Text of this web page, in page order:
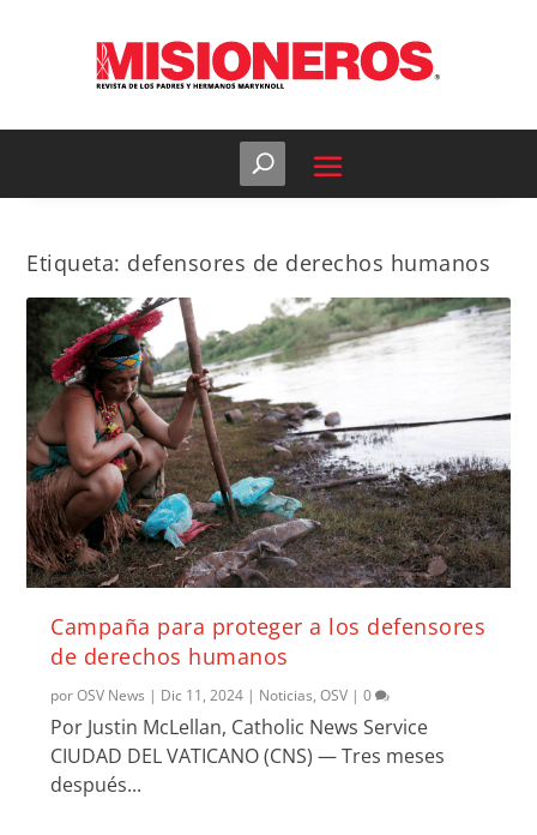
Etiqueta: defensores de derechos humanos
Campaña para proteger a los defensores
de derechos humanos
porOSV News | Dic 11, 2024 | Noticias,OSV |0
Por Justin McLellan, Catholic News Service
CIUDAD DEL VATICANO (CNS) — Tres meses
después...